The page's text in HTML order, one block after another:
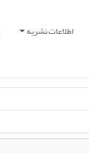
اطلاعات نشریه